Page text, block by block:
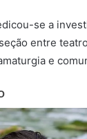
se a
entre
e